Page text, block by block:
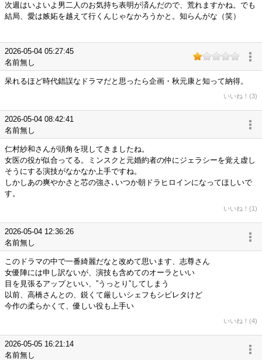
次週はいよいよ男二人のお気持ち表明が済んだので、荒れますかね。でも
結局、愛は嫉妬を越えて行くんじゃなかろうかと。知らんがな（笑）
2026-05-04 05:27:45
名前無し
呆れるほど時代錯誤なドラマだと思ったら企画・秋元康と知って納得。
いいね！(3)
2026-05-04 08:42:41
名前無し
仁村紗和さんが頭角を現してきましたね。
女医の役が似合ってる。ミンスクと元婚約者の仲にジェラシーを覚え虚し
そうにする演技がなかなか上手ですね。
しかしあの爽やかさと芯の強さ､いつか朝ドラヒロインになってほしいで
す。
いいね！(1)
2026-05-04 12:36:26
名前無し
このドラマの中で一番綺麗だなと改めて思います、志尊さん
女優陣には申し訳ないが、演技も含めてのオーラといい
目を見張るアップといい、”うっとり”してしまう
以前、高橋さんとの、鋭くて厳しいシェフもシビレタけど
今作の柔らかくて、優しい役も上手い
いいね！(4)
2026-05-05 16:21:14
名前無し